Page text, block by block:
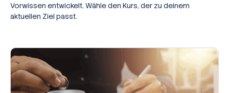
Vorwissen entwickelt. Wähle den Kurs, der zu deinem
aktuellen Ziel passt.